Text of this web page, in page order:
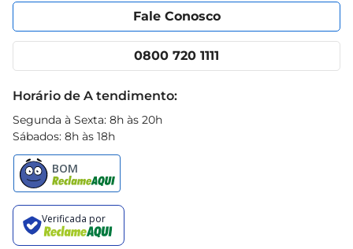
Portal do fornecedor
Cencosud Media
App Prezunic
Fale Conosco
0800 720 1111
Horário de A tendimento:
Segunda à Sexta: 8h às 20h
Sábados: 8h às 18h